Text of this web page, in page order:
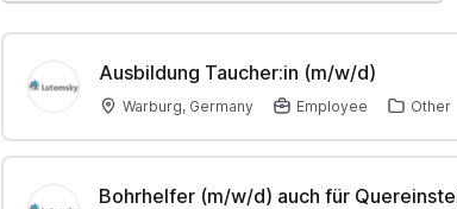
Ausbildung Taucher:in (m/w/d)
Warburg, Germany Employee Other
Bohrhelfer (m/w/d) auch für